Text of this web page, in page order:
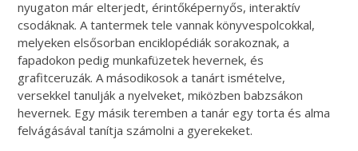
nyugaton már elterjedt, érintőképernyős, interaktív
csodáknak. A tantermek tele vannak könyvespolcokkal,
melyeken elsősorban enciklopédiák sorakoznak, a
fapadokon pedig munkafüzetek hevernek, és
grafitceruzák. A másodikosok a tanárt ismételve,
versekkel tanulják a nyelveket, miközben babzsákon
hevernek. Egy másik teremben a tanár egy torta és alma
felvágásával tanítja számolni a gyerekeket.